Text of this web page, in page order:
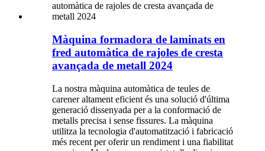
Màquina formadora de laminats en
fred automàtica de rajoles de cresta
avançada de metall 2024
La nostra màquina automàtica de teules de
carener altament eficient és una solució d'última
generació dissenyada per a la conformació de
metalls precisa i sense fissures. La màquina
utilitza la tecnologia d'automatització i fabricació
més recent per oferir un rendiment i una fiabilitat